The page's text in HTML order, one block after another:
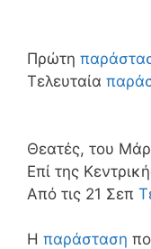
Πρώτη
Τελευταία
Θεατές, του
Επί της
Από τις 21 Σεπ
Η παράσταση